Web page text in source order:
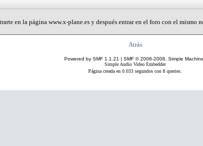
en la página www.x-plane.es y después entrar en el foro con el mismo
Atrás
Powered by SMF 1.1.21 | SMF © 2006-2008, Simple
Simple Audio Video Embedder
Página creada en 0.033 segundos con 8 queries.